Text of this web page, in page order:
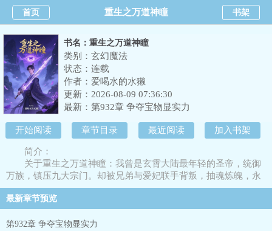
首页 重生之万道神瞳 书架
书名：重生之万道神瞳
类别：玄幻魔法
状态：连载
作者： 爱喝水的水獭
更新：2026-08-09 07:36:30
最新： 第932章 争夺宝物显实力
开始阅读 章节目录 最近阅读 加入书架
简介：
关于重生之万道神瞳：我曾是玄霄大陆最年轻的圣帝，统御
万族，镇压九大宗门。却被兄弟与爱妃联手背叛，抽魂炼魄，永
坠九幽。重生回少年时代，仍是萧家弃子，遭族人唾弃，未婚妻
当众退婚。命运早已注定，这一世，我要逆天改命。意外获得了
奇遇，识海觉醒“万道神瞳”。可窥天地本源，看破功法破绽，预
判敌人三息行动。别人苦修十年突破瓶颈，我一眼洞穿法则缝
最新章节预览
第932章 争夺宝物显实力